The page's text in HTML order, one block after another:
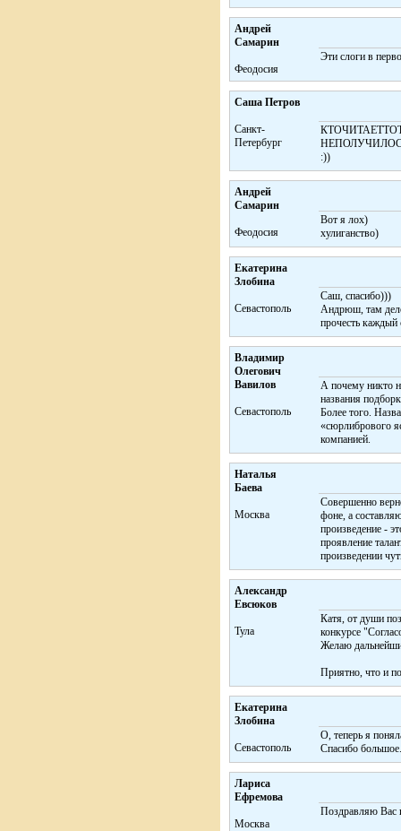
Андрей
Самарин
Феодосия
Эти слоги в
Саша Петров
Санкт-
Петербург
:))
Андрей
Самарин
Феодосия
Вот я лох)
хулиганство)
Екатерина
Злобина
Cевастополь
Саш, спасибо)))
Андрюш, там
прочесть каждый
Владимир
Олегович
Вавилов
Севастополь
А почему никто
названия
Более того.
«сюрлибрового
компанией.
Наталья
Баева
Москва
Совершенно
фоне, а
произведение -
проявление
произведении
Александр
Евсюков
Тула
Катя, от души
конкурсе
Желаю
Приятно, что и
Екатерина
Злобина
Cевастополь
О, теперь я
Спасибо
Лариса
Ефремова
Москва
Поздравляю Вас